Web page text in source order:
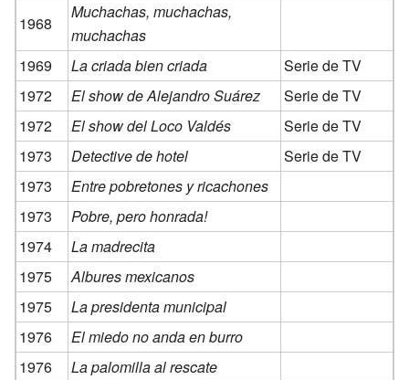
1968
Muchachas, muchachas,
muchachas
1969
La criada bien criada
Serie de TV
1972
El show de Alejandro Suárez
Serie de TV
1972
El show del Loco Valdés
Serie de TV
1973
Detective de hotel
Serie de TV
1973
Entre pobretones y ricachones
1973
Pobre, pero honrada!
1974
La madrecita
1975
Albures mexicanos
1975
La presidenta municipal
1976
El miedo no anda en burro
1976
La palomilla al rescate